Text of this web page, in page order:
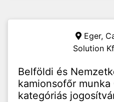
Eger,
Solution
Belföldi és
kamionsofőr munka
kategóriás